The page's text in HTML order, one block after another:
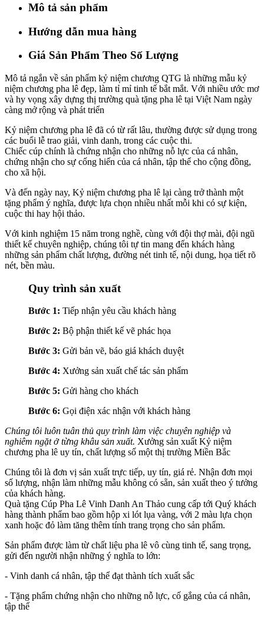
Mô tả sản phẩm
Hướng dẫn mua hàng
Giá Sản Phẩm Theo Số Lượng
Mô tả ngắn về sản phẩm kỷ niệm chương QTG là những mẫu kỷ
niệm chương pha lê đẹp, làm tỉ mỉ tinh tế bắt mắt. Với nhiều ước mơ
và hy vọng xây dựng thị trường quà tặng pha lê tại Việt Nam ngày
càng mở rộng và phát triển
Kỷ niệm chương pha lê đã có từ rất lâu, thường được sử dụng trong
các buổi lễ trao giải, vinh danh, trong các cuộc thi.
Chiếc cúp chính là chứng nhận cho những nỗ lực của cá nhân,
chứng nhận cho sự cống hiến của cá nhân, tập thể cho cộng đồng,
cho xã hội.
Và đến ngày nay, Kỷ niệm chương pha lê lại càng trở thành một
tặng phẩm ý nghĩa, được lựa chọn nhiều nhất mỗi khi có sự kiện,
cuộc thi hay hội thảo.
Với kinh nghiệm 15 năm trong nghề, cùng với đội thợ mài, đội ngũ
thiết kế chuyên nghiệp, chúng tôi tự tin mang đến khách hàng
những sản phẩm chất lượng, đường nét tinh tế, nội dung, họa tiết rõ
nét, bền màu.
Quy trình sản xuất
Bước 1: Tiếp nhận yêu cầu khách hàng
Bước 2: Bộ phận thiết kế vẽ phác họa
Bước 3: Gửi bản vẽ, báo giá khách duyệt
Bước 4: Xưởng sản xuất chế tác sản phẩm
Bước 5: Gửi hàng cho khách
Bước 6: Gọi điện xác nhận với khách hàng
Chúng tôi luôn tuân thủ quy trình làm việc chuyên nghiệp và
nghiêm ngặt ở từng khâu sản xuất. Xưởng sản xuất Kỷ niệm
chương pha lê uy tín, chất lượng số một thị trường Miền Bắc
Chúng tôi là đơn vị sản xuất trực tiếp, uy tín, giá rẻ. Nhận đơn mọi
số lượng, nhận làm những mẫu không có sẵn, sản xuất theo ý tưởng
của khách hàng.
Quà tặng Cúp Pha Lê Vinh Danh An Thảo cung cấp tới Quý khách
hàng thành phẩm bao gồm hộp xi lót lụa vàng, với 2 màu lựa chọn
xanh hoặc đỏ làm tăng thêm tính trang trọng cho sản phẩm.
Sản phẩm được làm từ chất liệu pha lê vô cùng tinh tế, sang trọng,
gửi đến người nhận những ý nghĩa to lớn:
- Vinh danh cá nhân, tập thể đạt thành tích xuất sắc
- Tặng phẩm chứng nhận cho những nỗ lực, cố gắng của cá nhân,
tập thể